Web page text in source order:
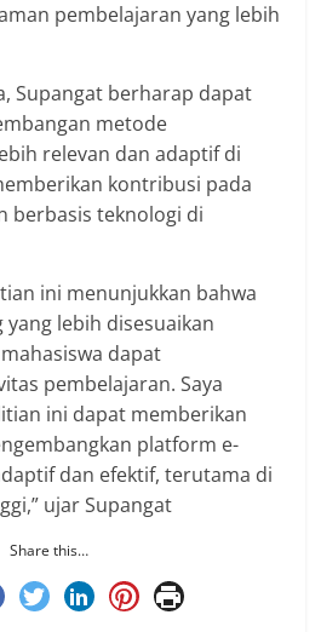
pembelajaran yang lebih
Supangat berharap dapat
metode
relevan dan adaptif di
kontribusi pada
berbasis teknologi di
ini menunjukkan bahwa
lebih disesuaikan
dapat
pembelajaran. Saya
ini dapat memberikan
platform e-
dan efektif, terutama di
ujar Supangat
Share this…